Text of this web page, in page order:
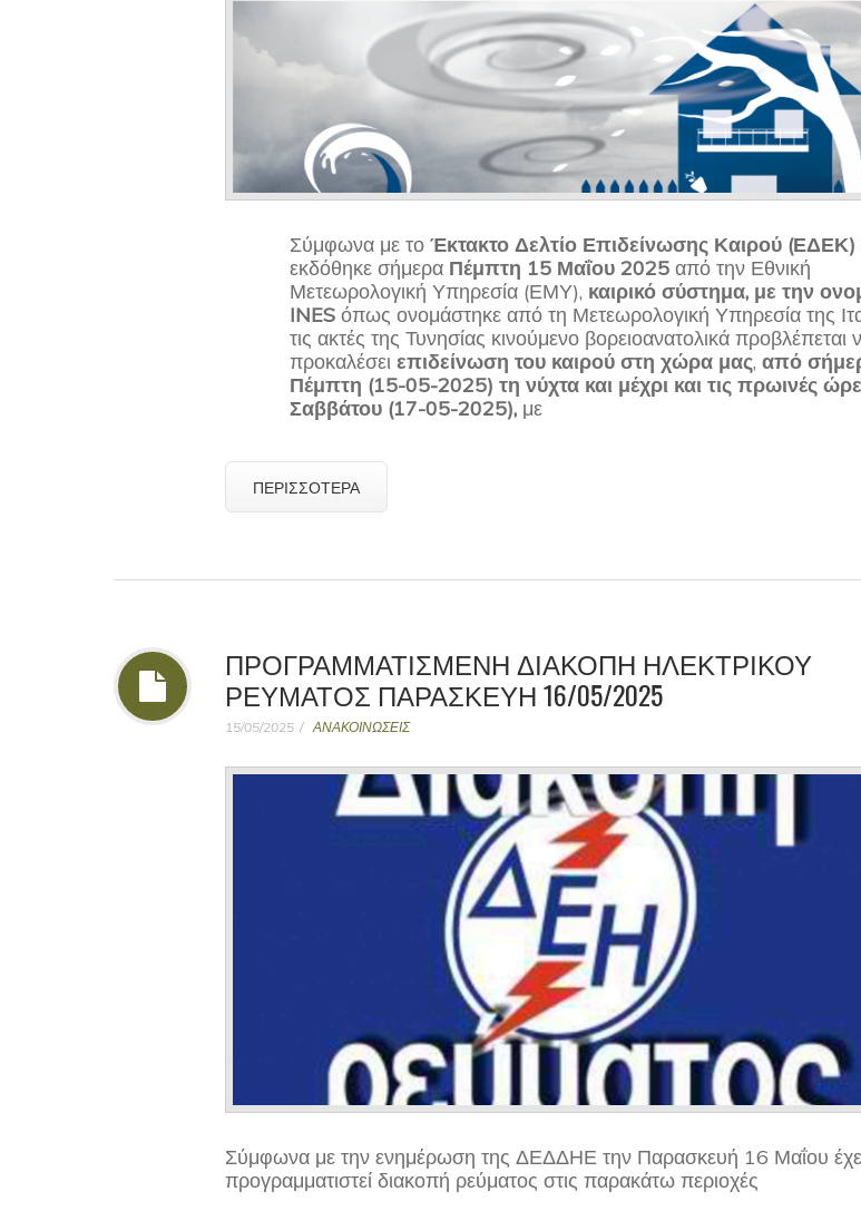
Σύμφωνα με τοΈκτακτο Δελτίο Επιδείνωσης Καιρού (ΕΔΕΚ)
εκδόθηκε σήμερα Πέμπτη 15 Μαΐου 2025από την Εθνική
Μετεωρολογική Υπηρεσία (ΕΜΥ), καιρικό σύστημα, με την
INESόπως ονομάστηκε από τη Μετεωρολογική Υπηρεσία της
τις ακτές της Τυνησίας κινούμενο βορειοανατολικά προβλέπεται
προκαλέσειεπιδείνωση του καιρού στη χώρα μας,από
Πέμπτη (15-05-2025) τη νύχτα και μέχρι και τις πρωινές
Σαββάτου (17-05-2025), με
ΠΕΡΙΣΣΌΤΕΡΑ
ΠΡΟΓΡΑΜΜΑΤΙΣΜΕΝΗ ΔΙΑΚΟΠΗ ΗΛΕΚΤΡΙΚΟΥ
ΡΕΥΜΑΤΟΣ ΠΑΡΑΣΚΕΥΗ 16/05/2025
15/05/2025 ΑΝΑΚΟΙΝΩΣΕΙΣ
Σύμφωνα με την ενημέρωση της ΔΕΔΔΗΕ την Παρασκευή 16 Μαΐου
προγραμματιστεί διακοπή ρεύματος στις παρακάτω περιοχές